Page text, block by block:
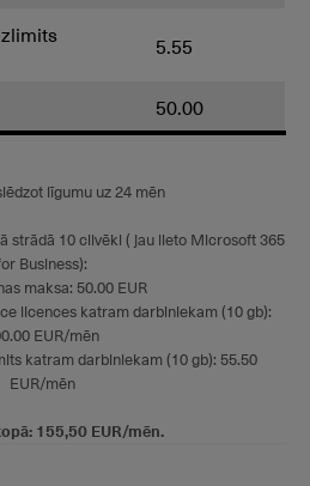
5.55
50.00
līgumu uz 24 mēn
strādā 10 cilvēki ( jau lieto Microsoft 365
Business):
maksa: 50.00 EUR
licences katram darbiniekam (10 gb):
EUR/mēn
katram darbiniekam (10 gb): 55.50
EUR/mēn
155,50 EUR/mēn.